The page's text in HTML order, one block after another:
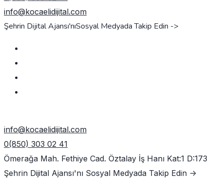
info@kocaelidijital.com
Şehrin Dijital Ajansı'nıSosyal Medyada Takip Edin ->
info@kocaelidijital.com
0(850) 303 02 41
Ömerağa Mah. Fethiye Cad. Öztalay İş Hanı Kat:1 D:173
Şehrin Dijital Ajansı'nı Sosyal Medyada Takip Edin ->